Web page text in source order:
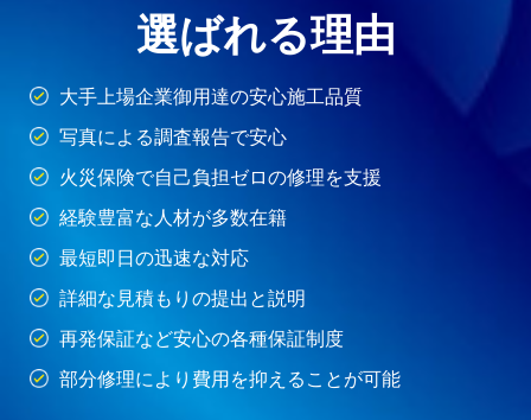
選ばれる理由
大手上場企業御用達の安心施工品質
写真による調査報告で安心
火災保険で自己負担ゼロの修理を支援
経験豊富な人材が多数在籍
最短即日の迅速な対応
詳細な見積もりの提出と説明
再発保証など安心の各種保証制度
部分修理により費用を抑えることが可能